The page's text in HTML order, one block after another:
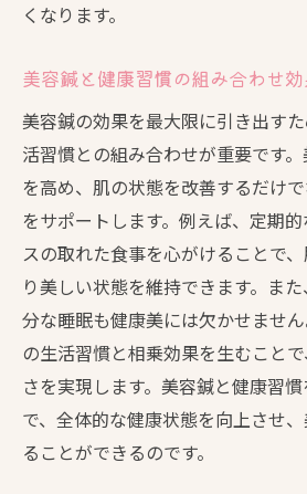
くなります。
美容鍼と健康習慣の組み合わせ
美容鍼の効果を最大限に引き出す
活習慣との組み合わせが重要です
を高め、肌の状態を改善するだけ
をサポートします。例えば、定期
スの取れた食事を心がけることで
り美しい状態を維持できます。ま
分な睡眠も健康美には欠かせませ
の生活習慣と相乗効果を生むこと
さを実現します。美容鍼と健康習
で、全体的な健康状態を向上させ
ることができるのです。